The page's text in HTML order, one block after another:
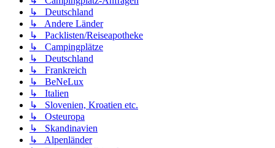
↳ Deutschland
↳ Andere Länder
↳ Packlisten/Reiseapotheke
↳ Campingplätze
↳ Deutschland
↳ Frankreich
↳ BeNeLux
↳ Italien
↳ Slovenien, Kroatien etc.
↳ Osteuropa
↳ Skandinavien
↳ Alpenländer